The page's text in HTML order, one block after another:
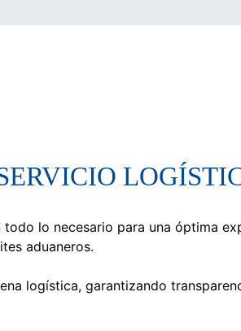
lo necesario para una óptima
aduaneros.
logística, garantizando